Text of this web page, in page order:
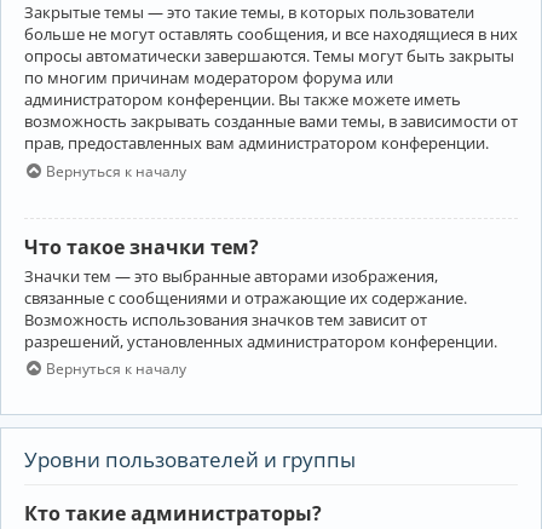
Закрытые темы — это такие темы, в которых пользователи
больше не могут оставлять сообщения, и все находящиеся в них
опросы автоматически завершаются. Темы могут быть закрыты
по многим причинам модератором форума или
администратором конференции. Вы также можете иметь
возможность закрывать созданные вами темы, в зависимости от
прав, предоставленных вам администратором конференции.
Вернуться к началу
Что такое значки тем?
Значки тем — это выбранные авторами изображения,
связанные с сообщениями и отражающие их содержание.
Возможность использования значков тем зависит от
разрешений, установленных администратором конференции.
Вернуться к началу
Уровни пользователей и группы
Кто такие администраторы?